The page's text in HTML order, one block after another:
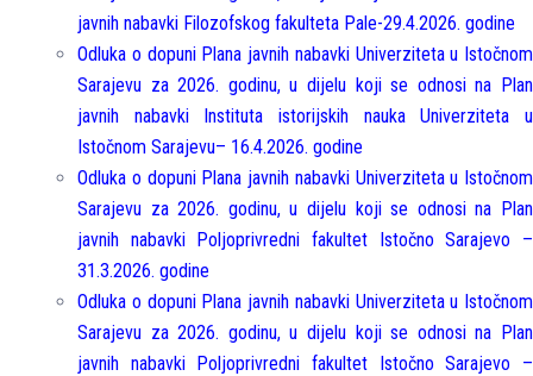
javnih nabavki Filozofskog fakulteta Pale-29.4.2026. godine
Odluka o dopuni Plana javnih nabavki Univerziteta u Istočnom
Sarajevu za 2026. godinu, u dijelu koji se odnosi na Plan
javnih nabavki Instituta istorijskih nauka Univerziteta u
Istočnom Sarajevu– 16.4.2026. godine
Odluka o dopuni Plana javnih nabavki Univerziteta u Istočnom
Sarajevu za 2026. godinu, u dijelu koji se odnosi na Plan
javnih nabavki Polјoprivredni fakultet Istočno Sarajevo –
31.3.2026. godine
Odluka o dopuni Plana javnih nabavki Univerziteta u Istočnom
Sarajevu za 2026. godinu, u dijelu koji se odnosi na Plan
javnih nabavki Poljoprivredni fakultet Istočno Sarajevo –